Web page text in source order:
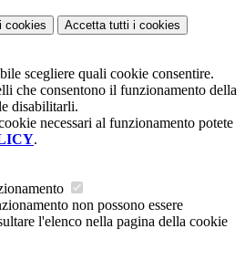
i cookies Accetta tutti i cookies
scegliere quali cookie consentire.
che consentono il funzionamento della
disabilitarli.
necessari al funzionamento potete
.
non possono essere
l'elenco nella pagina della cookie